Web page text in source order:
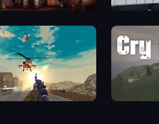
3 Attack of
Grandfather Road Chase: Shooter